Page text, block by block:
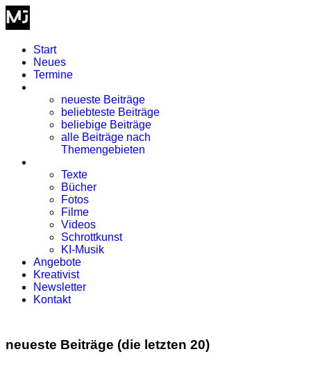
Start
Neues
Termine
neueste Beiträge
beliebteste Beiträge
beliebige Beiträge
alle Beiträge nach
Themengebieten
Texte
Bücher
Fotos
Filme
Videos
Schrottkunst
KI-Musik
Angebote
Kreativist
Newsletter
Kontakt
neueste Beiträge (die letzten 20)